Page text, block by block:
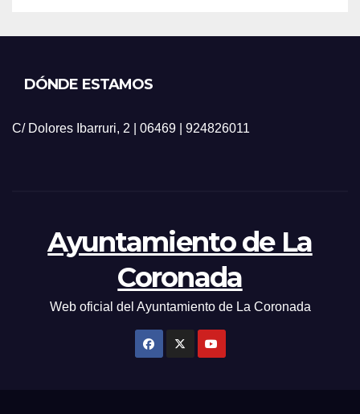
DÓNDE ESTAMOS
C/ Dolores Ibarruri, 2 | 06469 | 924826011
Ayuntamiento de La
Coronada
Web oficial del Ayuntamiento de La Coronada